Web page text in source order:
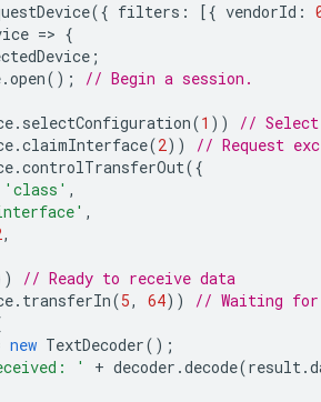
({ filters : [{ vendorId :
=> {
;
.open();
// Begin a session.
. selectConfiguration(1 ))
//
.claimInterface(2))
// Request
.controlTransferOut({
'class' ,
,
,
// Ready to receive data
. transferIn(5, 64))
// Waiting for
new TextDecoder();
' + decoder .decode(result.